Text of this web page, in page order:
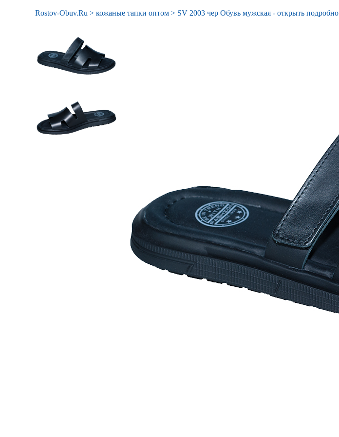
Rostov-Obuv.Ru > кожаные тапки оптом > SV 2003 чер Обувь мужская - открыть подробно